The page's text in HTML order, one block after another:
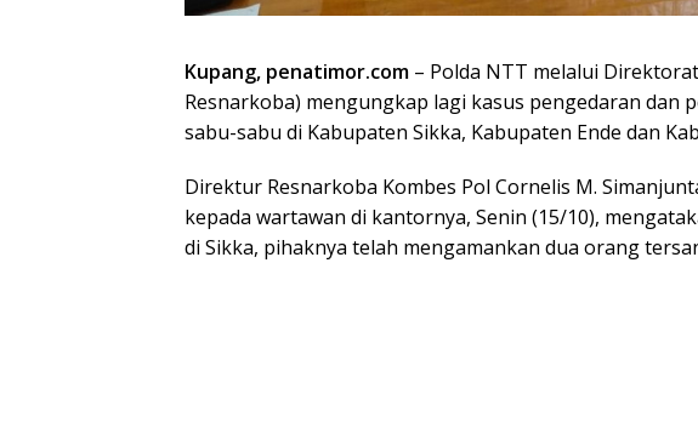
Kupang, penatimor.com – Polda NTT melalui
Resnarkoba) mengungkap lagi kasus pengedaran dan
sabu-sabu di Kabupaten Sikka, Kabupaten Ende dan
Direktur Resnarkoba Kombes Pol Cornelis M.
kepada wartawan di kantornya, Senin (15/10),
di Sikka, pihaknya telah mengamankan dua orang